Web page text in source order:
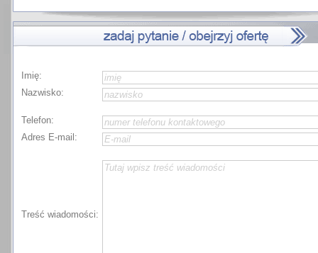
Imię:
Nazwisko:
Telefon:
Adres E-mail:
Treść wiadomości: